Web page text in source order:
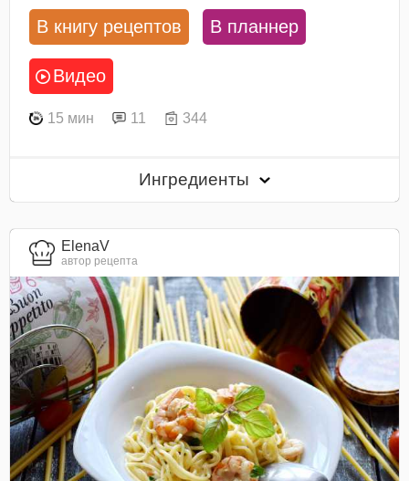
В книгу рецептов В планнер
Видео
15 мин 11 344
Ингредиенты
ElenaV
автор рецепта